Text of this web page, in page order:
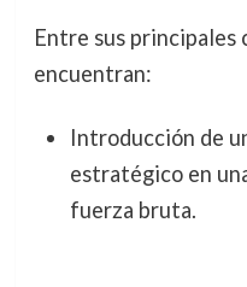
Entre sus principales
encuentran:
Introducción de
estratégico en
fuerza bruta.